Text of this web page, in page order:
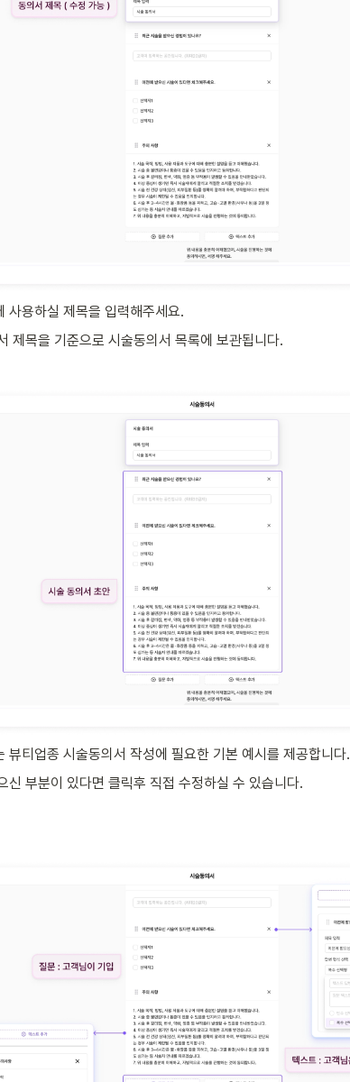
사용하실 제목을 입력해주세요.
제목을 기준으로 시술동의서 목록에 보관됩니다.
뷰티업종 시술동의서 작성에 필요한 기본 예시를 제공합니다.
신 부분이 있다면 클릭후 직접 수정하실 수 있습니다.